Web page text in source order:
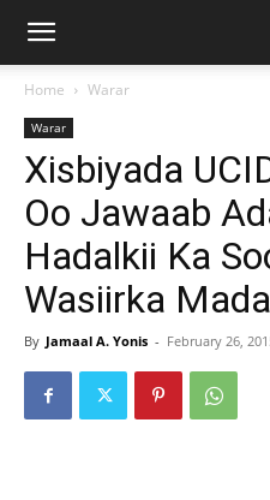
Home Warar
Warar
Xisbiyada
Oo Jawaab
Hadalkii Ka
Wasiirka
By Jamaal A. Yonis - February 26,